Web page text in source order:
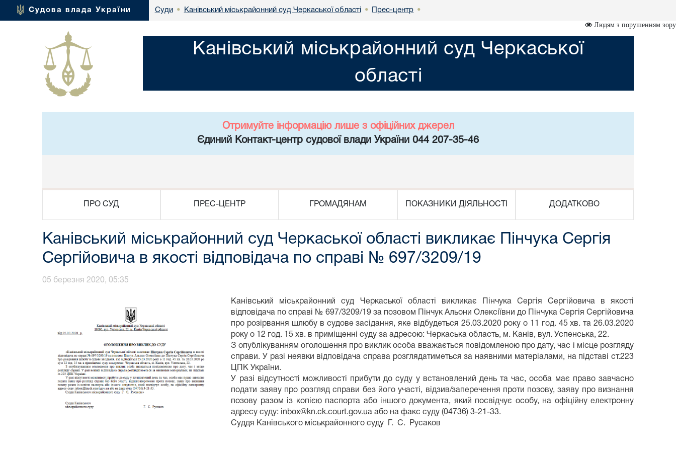
Судова влада України Суди • Канівський міськрайонний суд Черкаської області • Прес-центр •
Людям з порушенням зору
Канівський міськрайонний суд Черкаської
області
Отримуйте інформацію лише з офіційних джерел
Єдиний Контакт-центр судової влади України 044 207-35-46
ПРО СУД ПРЕС-ЦЕНТР ГРОМАДЯНАМ ПОКАЗНИКИ ДІЯЛЬНОСТІ ДОДАТКОВО
Канівський міськрайонний суд Черкаської області викликає Пінчука Сергія
Сергійовича в якості відповідача по справі № 697/3209/19
05 березня 2020, 05:35
Канівський міськрайонний суд Черкаської області викликає Пінчука Сергія Сергійовича в якості
відповідача по справі № 697/3209/19 за позовом Пінчук Альони Олексіївни до Пінчука Сергія Сергійовича
про розірвання шлюбу в судове засідання, яке відбудеться 25.03.2020 року о 11 год. 45 хв. та 26.03.2020
року о 12 год. 15 хв. в приміщенні суду за адресою: Черкаська область, м. Канів, вул. Успенська, 22.
З опублікуванням оголошення про виклик особа вважається повідомленою про дату, час і місце розгляду
справи. У разі неявки відповідача справа розглядатиметься за наявними матеріалами, на підставі ст.223
ЦПК України.
У разі відсутності можливості прибути до суду у встановлений день та час, особа має право завчасно
подати заяву про розгляд справи без його участі, відзив/заперечення проти позову, заяву про визнання
позову разом із копією паспорта або іншого документа, який посвідчує особу, на офіційну електронну
адресу суду: inbox@kn.ck.court.gov.ua або на факс суду (04736) 3-21-33.
Суддя Канівського міськрайонного суду Г. С. Русаков